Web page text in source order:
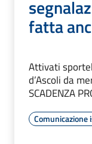
fatta
Attivati
d’Ascoli da
SCADENZA